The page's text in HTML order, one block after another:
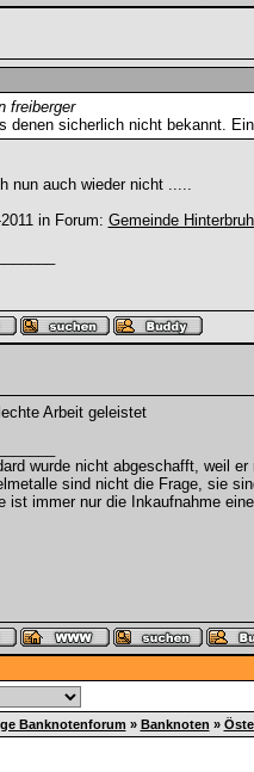
freiberger
denen sicherlich nicht bekannt.
nun auch wieder nicht .....
in Forum: Gemeinde Hinterbruhl
Arbeit geleistet
wurde nicht abgeschafft, weil
sind nicht die Frage, sie
ist immer nur die Inkaufnahme
Banknotenforum » Banknoten »